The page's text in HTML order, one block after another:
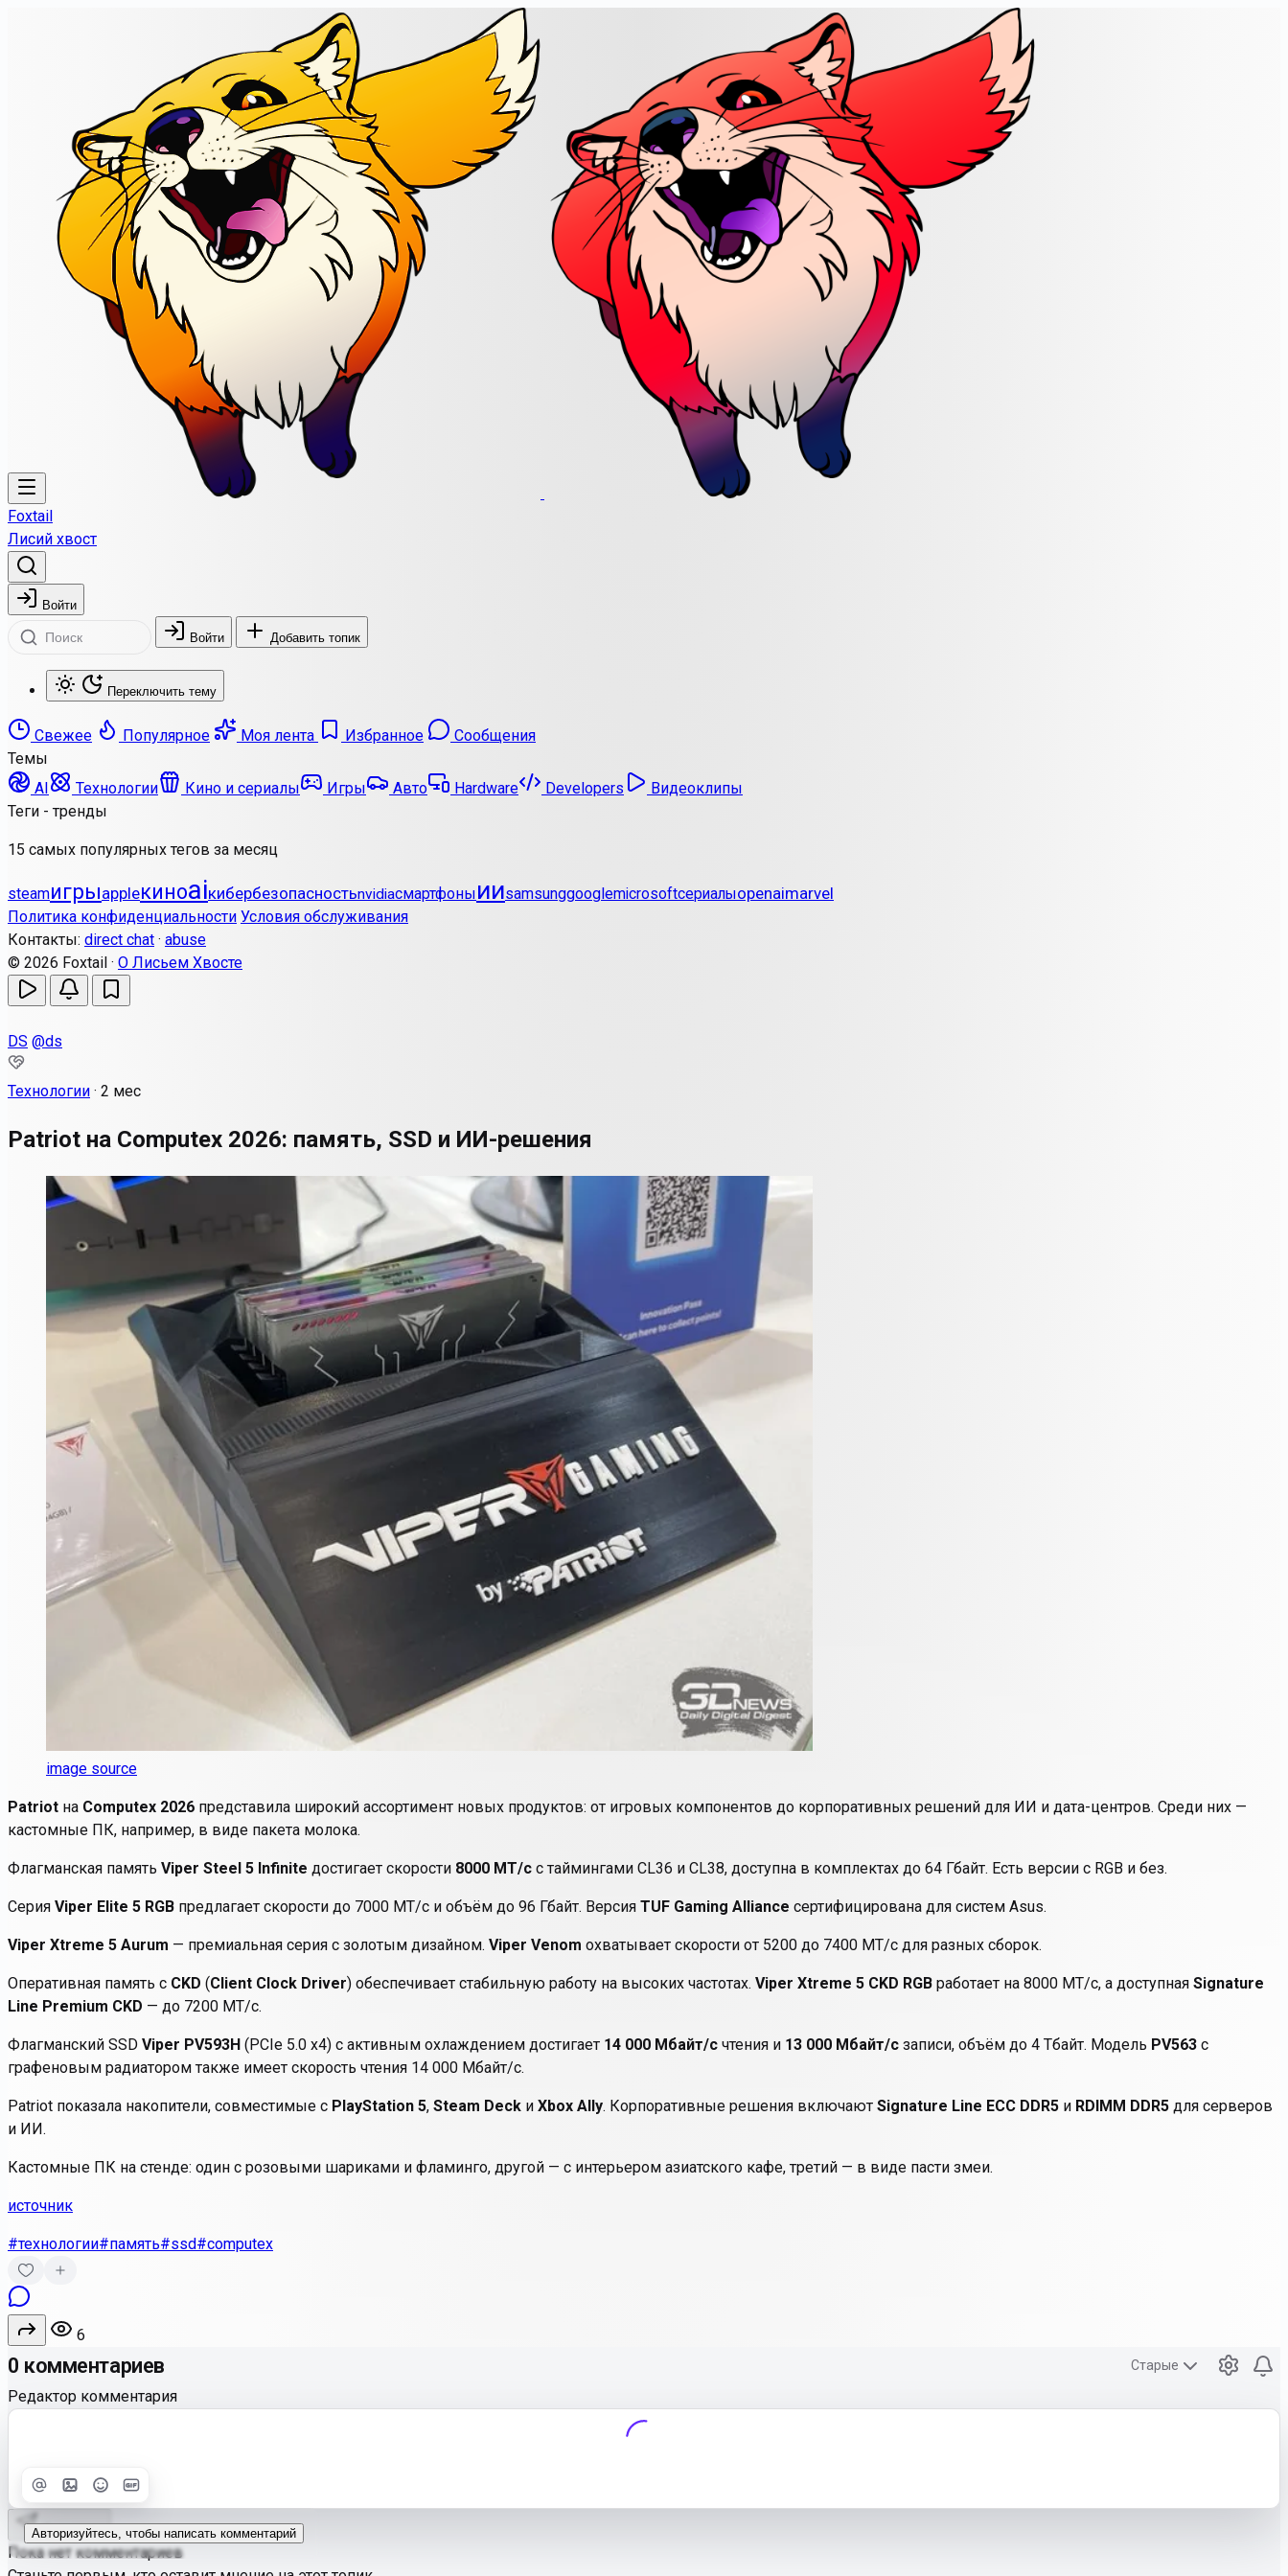
Foxtail
Лисий хвост
Войти
Войти Добавить топик
Переключить тему
Свежее Популярное Моя лента Избранное
Сообщения
Темы
AI
Технологии Кино и сериалы Игры Авто Hardware Developers
Видеоклипы
Теги - тренды
15 самых популярных тегов за месяц
steamигрыappleкиноaiкибербезопасностьnvidiaсмартфоныииsamsunggooglemicrosoftсериалыopenaimarvel
Политика конфиденциальности Условия обслуживания
Контакты: direct chat · abuse
© 2026 Foxtail · О Лисьем Хвосте
DS @ds
Технологии · 2 мес
Patriot на Computex 2026: память, SSD и ИИ-решения
image source
Patriot на Computex 2026 представила широкий ассортимент новых продуктов: от игровых компонентов до корпоративных решений для ИИ и дата-центров. Среди них —
кастомные ПК, например, в виде пакета молока.
Флагманская память Viper Steel 5 Infinite достигает скорости 8000 МТ/с с таймингами CL36 и CL38, доступна в комплектах до 64 Гбайт. Есть версии с RGB и без.
Серия Viper Elite 5 RGB предлагает скорости до 7000 МТ/с и объём до 96 Гбайт. Версия TUF Gaming Alliance сертифицирована для систем Asus.
Viper Xtreme 5 Aurum — премиальная серия с золотым дизайном. Viper Venom охватывает скорости от 5200 до 7400 МТ/с для разных сборок.
Оперативная память с CKD (Client Clock Driver) обеспечивает стабильную работу на высоких частотах. Viper Xtreme 5 CKD RGB работает на 8000 МТ/с, а доступная Signature
Line Premium CKD — до 7200 МТ/с.
Флагманский SSD Viper PV593H (PCIe 5.0 x4) с активным охлаждением достигает 14 000 Мбайт/с чтения и 13 000 Мбайт/с записи, объём до 4 Тбайт. Модель PV563 с
графеновым радиатором также имеет скорость чтения 14 000 Мбайт/с.
Patriot показала накопители, совместимые с PlayStation 5, Steam Deck и Xbox Ally. Корпоративные решения включают Signature Line ECC DDR5 и RDIMM DDR5 для серверов
и ИИ.
Кастомные ПК на стенде: один с розовыми шариками и фламинго, другой — с интерьером азиатского кафе, третий — в виде пасти змеи.
источник
#технологии#память#ssd#computex
6
0 комментариев Старые
Редактор комментария
Улучшить
Авторизуйтесь, чтобы написать комментарий
Отправить
Пока нет комментариев